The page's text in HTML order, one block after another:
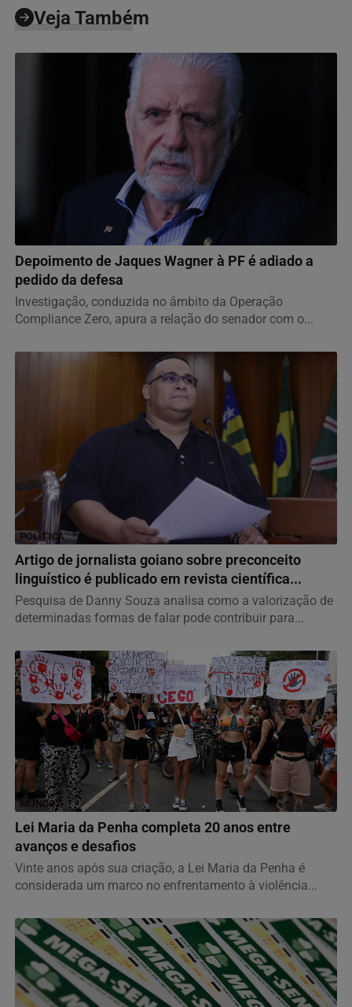
Veja Também
Depoimento de Jaques Wagner à PF é adiado a
pedido da defesa
Investigação, conduzida no âmbito da Operação
Compliance Zero, apura a relação do senador com o...
POLÍTICA
Artigo de jornalista goiano sobre preconceito
linguístico é publicado em revista científica...
Pesquisa de Danny Souza analisa como a valorização de
determinadas formas de falar pode contribuir para...
MUNDO
Lei Maria da Penha completa 20 anos entre
avanços e desafios
Vinte anos após sua criação, a Lei Maria da Penha é
considerada um marco no enfrentamento à violência...